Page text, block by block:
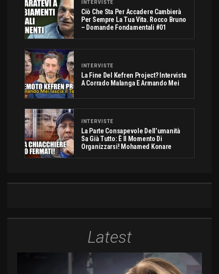
INTERVISTE
Ciò Che Sta Per Accadere Cambierà
Per Sempre La Tua Vita. Rocco Bruno
– Domande Fondamentali #01
INTERVISTE
La Fine Del Kefren Project? Intervista
A Corrado Malanga E Armando Mei
INTERVISTE
La Parte Consapevole Dell’umanità
Sa Già Tutto: È Il Momento Di
Organizzarsi! Mohamed Konare
Latest